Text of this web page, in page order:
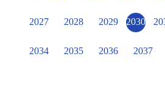
2027 2028 2029 2030
2034 2035 2036 2037